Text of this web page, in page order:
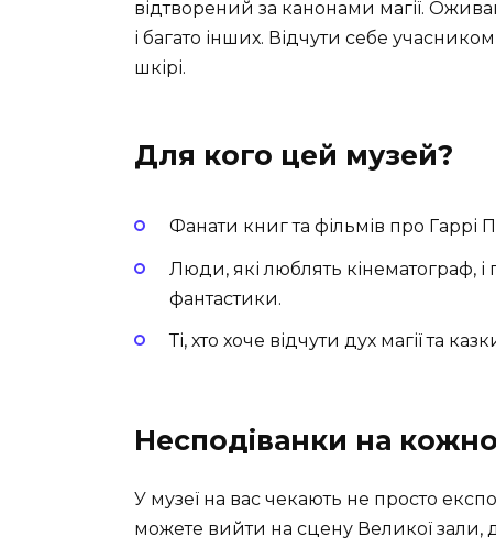
відтворений за канонами магії.
і багато інших. Відчути себе
шкірі.
Для кого цей музей?
Фанати книг та фільмів про Гаррі
Люди, які люблять кінематограф, і
фантастики.
Ті, хто хоче відчути дух магії та
Несподіванки на
У музеї на вас чекають не просто
можете вийти на сцену Великої зали,